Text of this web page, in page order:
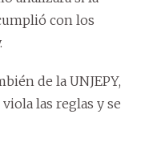
con los
de la UNJEPY,
las reglas y se